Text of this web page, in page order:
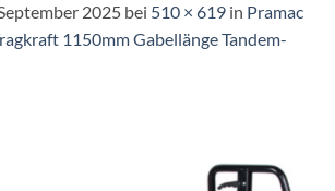
2025 bei 510 × 619 in Pramac
1150mm Gabellänge Tandem-